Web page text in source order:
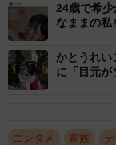
スタンスだとか
ティングへ参加す
す。
24歳で希
なままの私
かとうれ
に「目元が
エンタメ 家族